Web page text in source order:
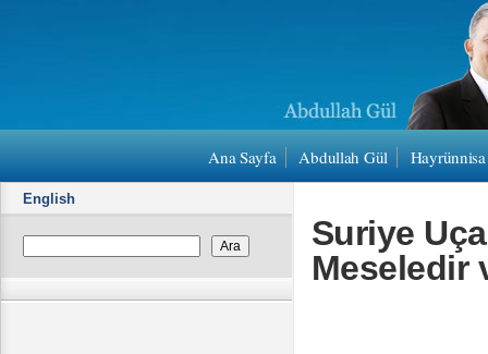
Ana Sayfa Abdullah Gül
English
Suriye
Meseledir